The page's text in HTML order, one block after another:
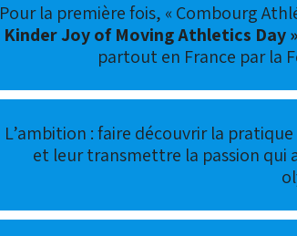
Pour la première fois, « Combourg
Kinder Joy of Moving Athletics Day »
partout en France par la
L’ambition : faire découvrir la
et leur transmettre la passion qui